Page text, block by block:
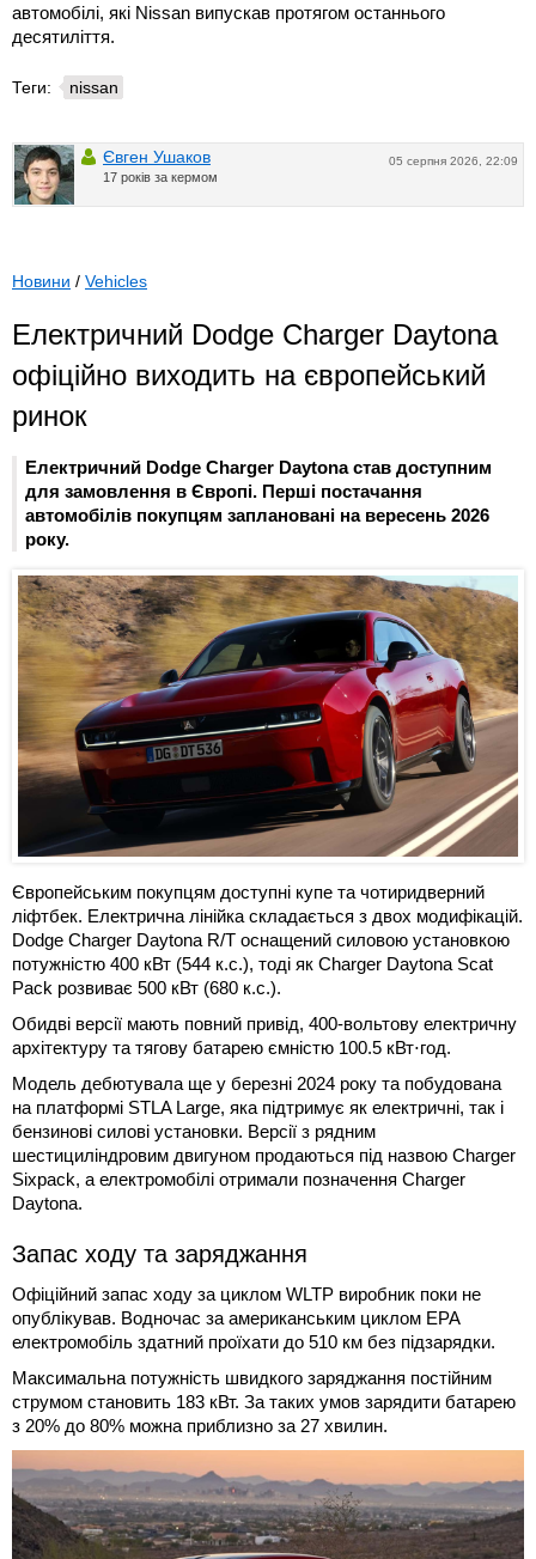
автомобілі, які Nissan випускав протягом останнього
десятиліття.
Теги: nissan
05 серпня 2026, 22:09
Євген Ушаков
17 років за кермом
Новини / Vehicles
Електричний Dodge Charger Daytona
офіційно виходить на європейський
ринок
Електричний Dodge Charger Daytona став доступним
для замовлення в Європі. Перші постачання
автомобілів покупцям заплановані на вересень 2026
року.
Європейським покупцям доступні купе та чотиридверний
ліфтбек. Електрична лінійка складається з двох модифікацій.
Dodge Charger Daytona R/T оснащений силовою установкою
потужністю 400 кВт (544 к.с.), тоді як Charger Daytona Scat
Pack розвиває 500 кВт (680 к.с.).
Обидві версії мають повний привід, 400-вольтову електричну
архітектуру та тягову батарею ємністю 100.5 кВт⋅год.
Модель дебютувала ще у березні 2024 року та побудована
на платформі STLA Large, яка підтримує як електричні, так і
бензинові силові установки. Версії з рядним
шестициліндровим двигуном продаються під назвою Charger
Sixpack, а електромобілі отримали позначення Charger
Daytona.
Запас ходу та заряджання
Офіційний запас ходу за циклом WLTP виробник поки не
опублікував. Водночас за американським циклом EPA
електромобіль здатний проїхати до 510 км без підзарядки.
Максимальна потужність швидкого заряджання постійним
струмом становить 183 кВт. За таких умов зарядити батарею
з 20% до 80% можна приблизно за 27 хвилин.